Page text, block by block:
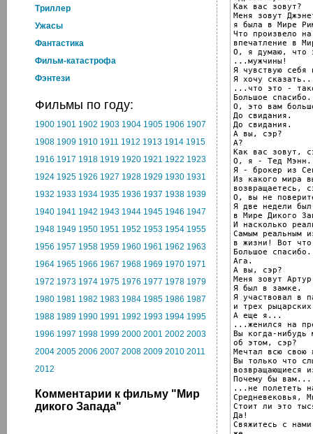
Триллер
Ужасы
Фантастика
Фильм-катастрофа
Фэнтези
Фильмы по году:
1900 1901 1902 1903 1904 1905 1906 1907
1908 1909 1910 1911 1912 1913 1914 1915
1916 1917 1918 1919 1920 1921 1922 1923
1924 1925 1926 1927 1928 1929 1930 1931
1932 1933 1934 1935 1936 1937 1938 1939
1940 1941 1942 1943 1944 1945 1946 1947
1948 1949 1950 1951 1952 1953 1954 1955
1956 1957 1958 1959 1960 1961 1962 1963
1964 1965 1966 1967 1968 1969 1970 1971
1972 1973 1974 1975 1976 1977 1978 1979
1980 1981 1982 1983 1984 1985 1986 1987
1988 1989 1990 1991 1992 1993 1994 1995
1996 1997 1998 1999 2000 2001 2002 2003
2004 2005 2006 2007 2008 2009 2010 2011
2012
Комментарии к фильму "Мир
дикого Запада"
Как вас зовут?
Меня зовут
я была в Мире
Что произвело
впечатление в
О, я думаю, что
...мужчины!
Я чувствую себя
Я хочу
...что это -
Большое спасибо.
О, это вам
До свидания.
До свидания.
А вы, сэр?
А?
Как вас зовут,
О, я - Тед Мэнн.
Я - брокер из
Из какого мира
возвращаетесь,
О, вы не
Я две недели был
в Мире Дикого
И насколько
Самым реальным
в жизни! Вот
Большое спасибо.
Ага.
А вы, сэр?
Меня зовут
Я был в замке.
Я участвовал в
и трех
А еще я...
...женился на
Вы когда-нибудь
об этом, сэр?
Мечтал всю свою
Вы только что
возвращающиеся
Почему бы вам...
...не полететь
Средневековья,
Стоит ли это
Да!
Свяжитесь с